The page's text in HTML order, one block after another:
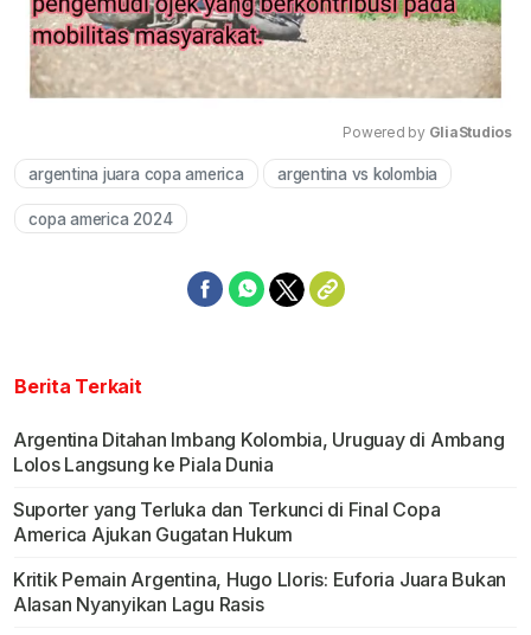
Mute
Powered by GliaStudios
argentina juara copa america argentina vs kolombia
copa america 2024
Berita Terkait
Argentina Ditahan Imbang Kolombia, Uruguay di Ambang
Lolos Langsung ke Piala Dunia
Suporter yang Terluka dan Terkunci di Final Copa
America Ajukan Gugatan Hukum
Kritik Pemain Argentina, Hugo Lloris: Euforia Juara Bukan
Alasan Nyanyikan Lagu Rasis